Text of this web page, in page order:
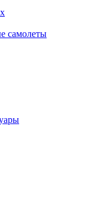
самолеты